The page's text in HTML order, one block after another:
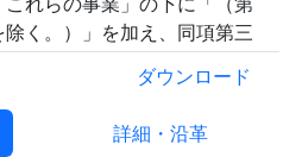
く。）」を加え、同項第三
れら」を「事業」に改め、
第一項の手続により買い取
日から起算して十年を経過し
ダウンロード
詳細・沿革